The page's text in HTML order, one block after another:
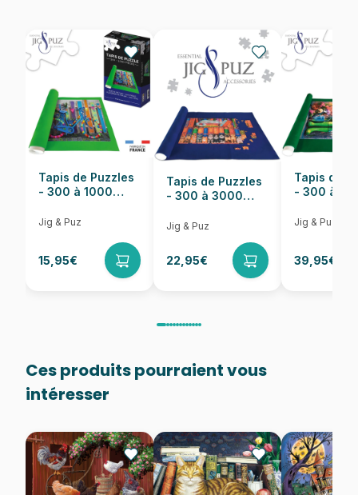
EAN 625012480024
Nombre de pièces 275 pièces
Dimensions 46 x 61 cm
Tapis de Puzzles
- 300 à 1000
Jig & Puz
15,95€
Tapis de Puzzles
- 300 à 3000
Jig & Puz
22,95€
Tapis de
- 300 à
Jig & Puz
39,95€
Ces produits pourraient vous
intéresser